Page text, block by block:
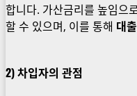
합니다. 가산금리를 높임으
할 수 있으며, 이를 통해 대
2) 차입자의 관점